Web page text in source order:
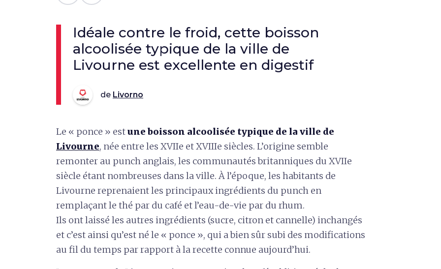
Idéale contre le froid, cette boisson
alcoolisée typique de la ville de
Livourne est excellente en digestif
de Livorno
Le « ponce » estune boisson alcoolisée typique de la ville de
Livourne, née entre les XVIIe et XVIIIe siècles. L’origine semble
remonter au punch anglais, les communautés britanniques du XVIIe
siècle étant nombreuses dans la ville. À l’époque, les habitants de
Livourne reprenaient les principaux ingrédients du punch en
remplaçant le thé par du café et l’eau-de-vie par du rhum.
Ils ont laissé les autres ingrédients (sucre, citron et cannelle) inchangés
et c’est ainsi qu’est né le « ponce », qui a bien sûr subi des modifications
au fil du temps par rapport à la recette connue aujourd’hui.